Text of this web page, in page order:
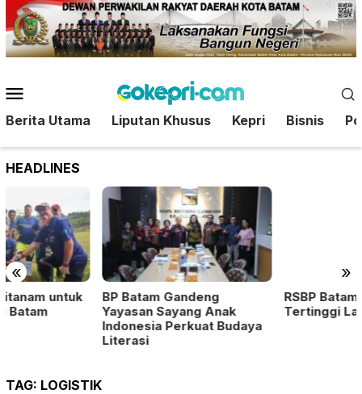
Loncat
ke
konten
Mobile
Berita Utama Liputan Khusus Kepri Bisnis
HEADLINES
« »
BP Batam Gandeng
Yayasan Sayang Anak
Indonesia Perkuat Budaya
RSBP Batam Raih Status
Tertinggi Layanan Stroke
TAG: LOGISTIK